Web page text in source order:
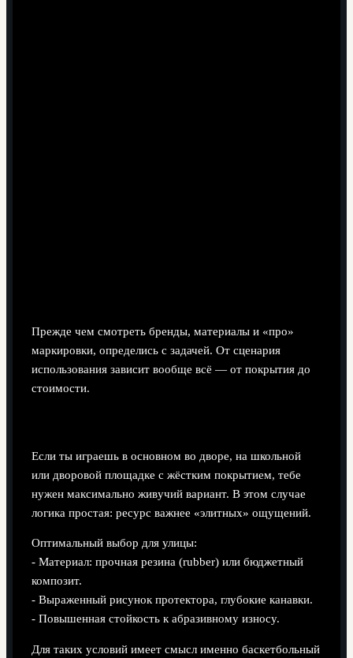
Прежде чем смотреть бренды, материалы и «про»
маркировки, определись с задачей. От сценария
использования зависит вообще всё — от покрытия до
стоимости.
Если ты играешь в основном во дворе, на школьной
или дворовой площадке с жёстким покрытием, тебе
нужен максимально живучий вариант. В этом случае
логика простая: ресурс важнее «элитных» ощущений.
Оптимальный выбор для улицы:
- Материал: прочная резина (rubber) или бюджетный
композит.
- Выраженный рисунок протектора, глубокие канавки.
- Повышенная стойкость к абразивному износу.
Для таких условий имеет смысл именно баскетбольный